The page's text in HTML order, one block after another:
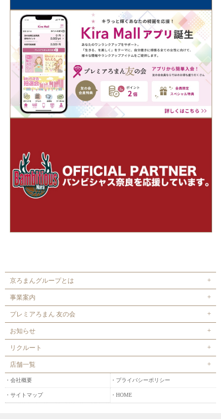
京ろまんグループとは
事業案内
プレミアろまん 友の会
お知らせ
リクルート
店舗一覧
会社概要 プライバシーポリシー
サイトマップ HOME